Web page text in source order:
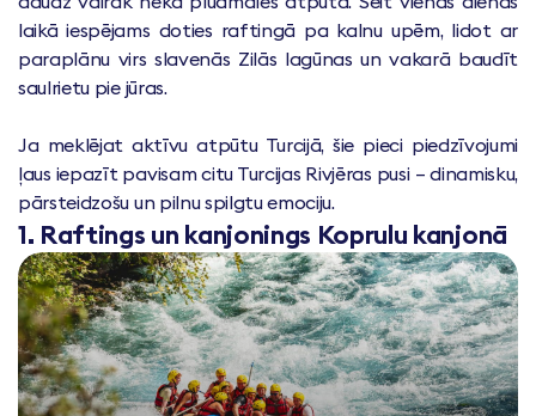
laikā iespējams doties raftingā pa kalnu upēm, lidot ar
paraplānu virs slavenās Zilās lagūnas un vakarā baudīt
saulrietu pie jūras.
Ja meklējat aktīvu atpūtu Turcijā, šie pieci piedzīvojumi
ļaus iepazīt pavisam citu Turcijas Rivjēras pusi – dinamisku,
pārsteidzošu un pilnu spilgtu emociju.
1. Raftings un kanjonings Koprulu kanjonā